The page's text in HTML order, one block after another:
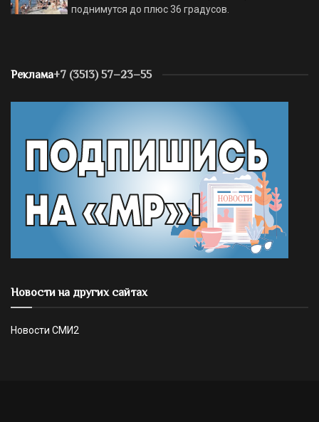
поднимутся до плюс 36 градусов.
Реклама+7 (3513) 57–23–55
Новости на других сайтах
Новости СМИ2